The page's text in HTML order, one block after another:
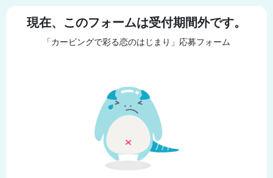
現在、このフォームは受付期間外です。
「カービングで彩る恋のはじまり」応募フォーム